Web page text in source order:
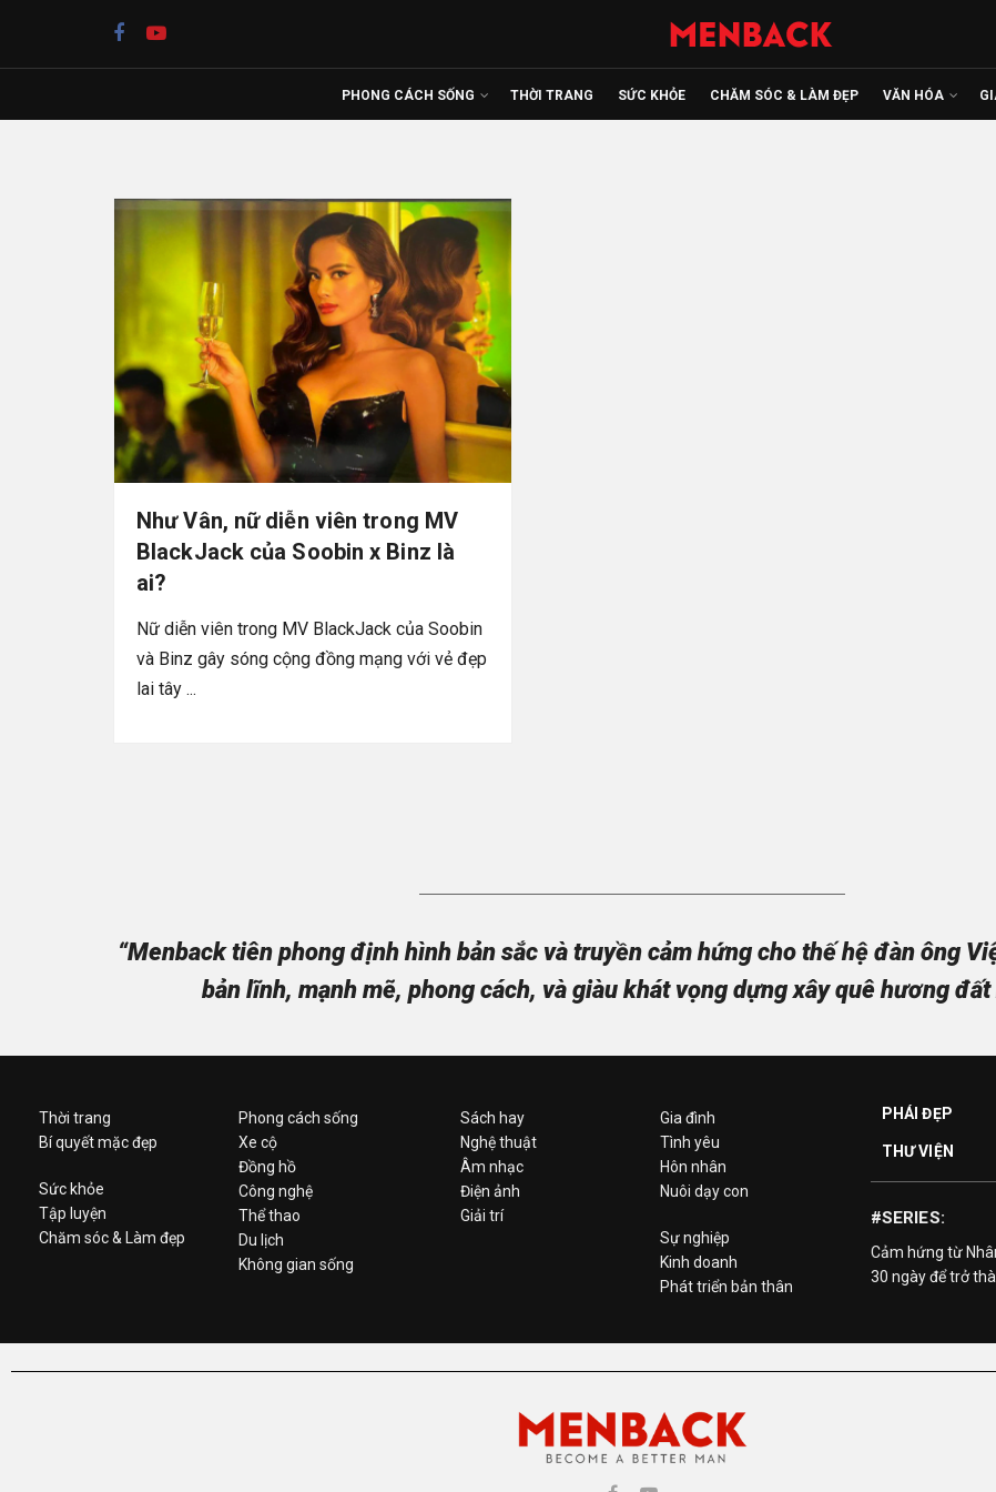
PHONG CÁCH SỐNG THỜI TRANG SỨC KHỎE CHĂM SÓC & LÀM ĐẸP VĂN HÓA
Như Vân, nữ diễn viên trong MV
BlackJack của Soobin x Binz là
ai?
Nữ diễn viên trong MV BlackJack của Soobin
và Binz gây sóng cộng đồng mạng với vẻ đẹp
lai tây ...
“Menback tiên phong định hình bản sắc và truyền cảm hứng cho thế hệ đàn ông
bản lĩnh, mạnh mẽ, phong cách, và giàu khát vọng dựng xây quê hương đất
Thời trang
Bí quyết mặc đẹp
Sức khỏe
Tập luyện
Chăm sóc & Làm đẹp
Phong cách sống
Xe cộ
Đồng hồ
Công nghệ
Thể thao
Du lịch
Không gian sống
Sách hay
Nghệ thuật
Âm nhạc
Điện ảnh
Giải trí
Gia đình
Tình yêu
Hôn nhân
Nuôi dạy con
Sự nghiệp
Kinh doanh
Phát triển bản thân
PHÁI ĐẸP
THƯ VIỆN
#SERIES:
Cảm hứng từ
30 ngày để trở